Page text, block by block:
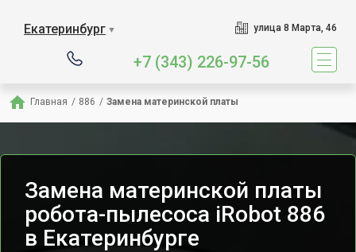
Екатеринбург ▼ улица 8 Марта, 46
+7 (343) 226-97-56
Главная / 886 / Замена материнской платы
Замена материнской платы
робота-пылесоса iRobot 886
в Екатеринбурге